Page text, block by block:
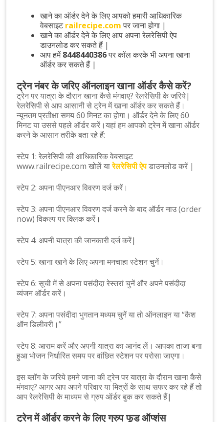
खाने का ऑर्डर देने के लिए आपको हमारी आधिकारिक
वेबसाइटrailrecipe.comपर जाना होगा |
खाने का ऑर्डर देने के लिए आप अपना रेलरेसिपी ऐप
डाउनलोड कर सकते हैं |
आप हमें8448440386पर कॉल करके भी अपना खाना
ऑर्डर कर सकते हैं |
ट्रेन नंबर के जरिए ऑनलाइन खाना ऑर्डर कैसे करें?
ट्रेन पर यात्रा के दौरान खाना कैसे मंगवाए? रेलरेसिपी के जरिये|
रेलरेसिपी से आप आसानी से ट्रेन में खाना ऑर्डर कर सकते हैं।
न्यूनतम प्रतीक्षा समय 60 मिनट का होगा। ऑर्डर देने के लिए 60
मिनट या उससे पहले ऑर्डर करें।यहां हम आपको ट्रेन में खाना ऑर्डर
करने के आसान तरीके बता रहे हैं:
स्टेप 1: रेलरेसिपी की आधिकारिक वेबसाइट
www.railrecipe.com खोलें यारेलरेसिपी ऐपडाउनलोड करें |
स्टेप 2: अपना पीएनआर विवरण दर्ज करें।
स्टेप 3: अपना पीएनआर विवरण दर्ज करने के बाद ऑर्डर नाउ (order
now) विकल्प पर क्लिक करें।
स्टेप 4: अपनी यात्रा की जानकारी दर्ज करें|
स्टेप 5: खाना खाने के लिए अपना मनचाहा स्टेशन चुनें।
स्टेप 6: सूची में से अपना पसंदीदा रेस्तरां चुनें और अपने पसंदीदा
व्यंजन ऑर्डर करें।
स्टेप 7: अपना पसंदीदा भुगतान मध्यम चुनें या तो ऑनलाइन या “कैश
ऑन डिलीवरी।”
स्टेप 8: आराम करें और अपनी यात्रा का आनंद लें। आपका ताजा बना
हुआ भोजन निर्धारित समय पर वांछित स्टेशन पर परोसा जाएगा।
इस ब्लॉग के जरिये हमने जाना की ट्रेन पर यात्रा के दौरान खाना कैसे
मंगवाए? आगर आप अपने परिवार या मित्रों के साथ सफर कर रहे हैं तो
आप रेलरेसिपी के माध्यम से ग्रुप ऑर्डर बुक कर सकते हैं|
ट्रेन में ऑर्डर करने के लिए ग्रुप फूड ऑप्शंस